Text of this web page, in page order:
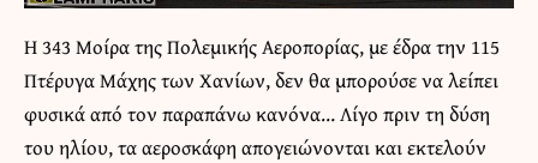
Η 343 Μοίρα της Πολεμικής Αεροπορίας, με έδρα την 115
Πτέρυγα Μάχης των Χανίων, δεν θα μπορούσε να λείπει
φυσικά από τον παραπάνω κανόνα… Λίγο πριν τη δύση
του ηλίου, τα αεροσκάφη απογειώνονται και εκτελούν